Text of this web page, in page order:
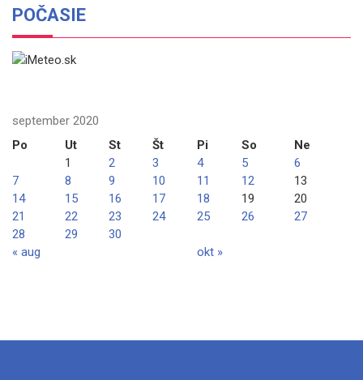
POČASIE
september 2020
Po
Ut St Št Pi So Ne
« aug okt »
1 2 3 4 5
6
7
8 9 10 11 12
13
14
15 16 17 18 19
20
21
22 23 24 25 26
27
28
29 30